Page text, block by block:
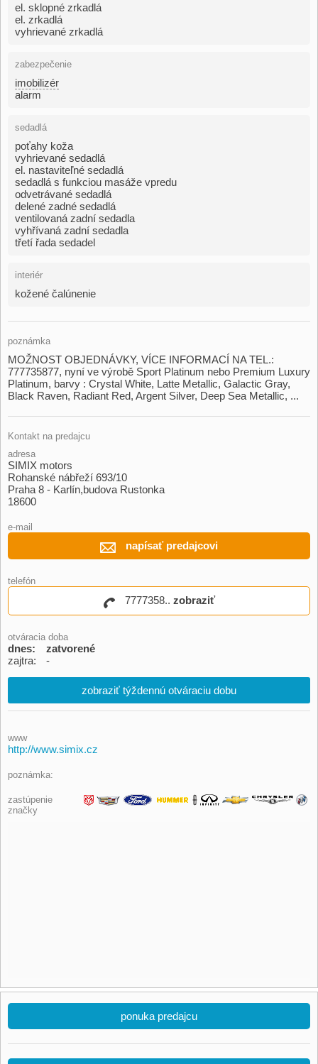
el. sklopné zrkadlá
el. zrkadlá
vyhrievané zrkadlá
zabezpečenie
imobilizér
alarm
sedadlá
poťahy koža
vyhrievané sedadlá
el. nastaviteľné sedadlá
sedadlá s funkciou masáže vpredu
odvetrávané sedadlá
delené zadné sedadlá
ventilovaná zadní sedadla
vyhřívaná zadní sedadla
třetí řada sedadel
interiér
kožené čalúnenie
poznámka
MOŽNOST OBJEDNÁVKY,​ VÍCE INFORMACÍ NA TEL.:
777735877,​ nyní ve výrobě Sport Platinum nebo Premium Luxury
Platinum,​ barvy : Crystal White,​ Latte Metallic,​ Galactic Gray,​
Black Raven,​ Radiant Red,​ Argent Silver,​ Deep Sea Metallic,​ ...
Kontakt na predajcu
adresa
SIMIX motors
Rohanské nábřeží 693/10
Praha 8 - Karlín,budova Rustonka
18600
e-mail
napísať predajcovi
telefón
7777358.. zobraziť
otváracia doba
dnes:
zatvorené
zajtra:
-
zobraziť týždennú otváraciu dobu
www
http://www.simix.cz
poznámka:
zastúpenie
značky
ponuka predajcu